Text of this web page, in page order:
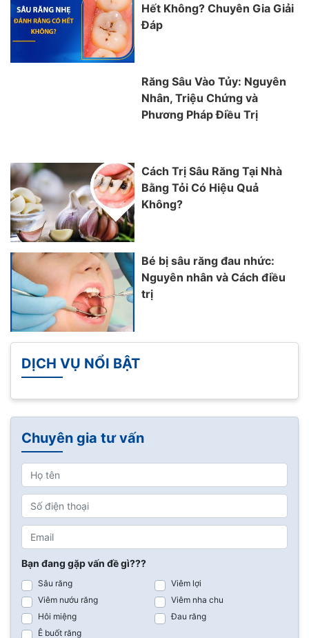
Hết Không? Chuyên Gia Giải
Đáp
Răng Sâu Vào Tủy: Nguyên
Nhân, Triệu Chứng và
Phương Pháp Điều Trị
Cách Trị Sâu Răng Tại Nhà
Bằng Tỏi Có Hiệu Quả
Không?
Bé bị sâu răng đau nhức:
Nguyên nhân và Cách điều
trị
DỊCH VỤ NỔI BẬT
Chuyên gia tư vấn
Bạn đang gặp vấn đề gì???
Sâu răng
Viêm lợi
Viêm nướu răng
Viêm nha chu
Hôi miệng
Đau răng
Ê buốt răng